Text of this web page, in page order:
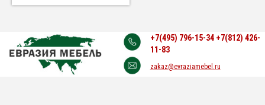
+7(495) 796-15-34 +7(812) 426-
11-83
zakaz@evraziamebel.ru